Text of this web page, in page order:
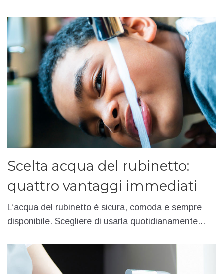
Scelta acqua del rubinetto:
quattro vantaggi immediati
L’acqua del rubinetto è sicura, comoda e sempre
disponibile. Scegliere di usarla quotidianamente...